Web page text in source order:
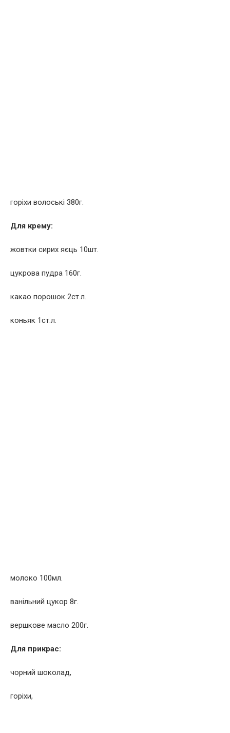
горіхи волоські 380г.
Для крему:
жовтки сирих яєць 10шт.
цукрова пудра 160г.
какао порошок 2ст.л.
коньяк 1ст.л.
молоко 100мл.
ванільний цукор 8г.
вершкове масло 200г.
Для прикрас:
чорний шоколад,
горіхи,